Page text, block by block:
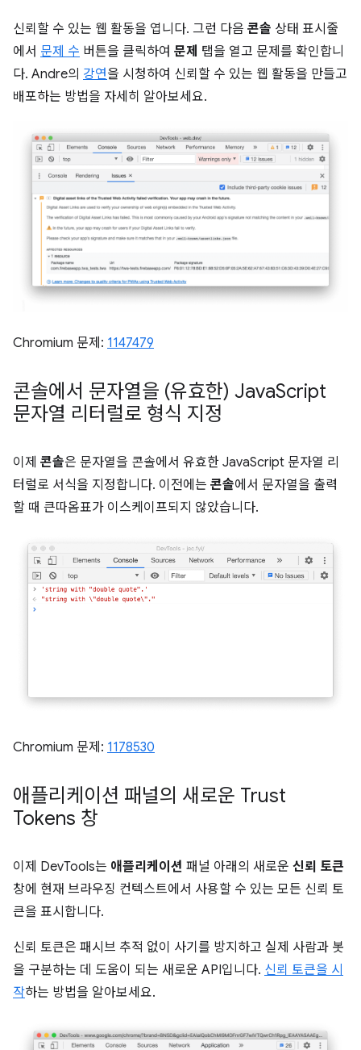
신뢰할 수 있는 웹 활동을 엽니다. 그런 다음 콘솔 상태 표시줄
에서 문제 수 버튼을 클릭하여 문제 탭을 열고 문제를 확인합니
다. Andre의 강연을 시청하여 신뢰할 수 있는 웹 활동을 만들고
배포하는 방법을 자세히 알아보세요.
Chromium 문제: 1147479
콘솔에서 문자열을 (유효한) JavaScript
문자열 리터럴로 형식 지정
이제 콘솔은 문자열을 콘솔에서 유효한 JavaScript 문자열 리
터럴로 서식을 지정합니다. 이전에는 콘솔에서 문자열을 출력
할 때 큰따옴표가 이스케이프되지 않았습니다.
Chromium 문제: 1178530
애플리케이션 패널의 새로운 Trust
Tokens 창
이제 DevTools는 애플리케이션 패널 아래의 새로운 신뢰 토큰
창에 현재 브라우징 컨텍스트에서 사용할 수 있는 모든 신뢰 토
큰을 표시합니다.
신뢰 토큰은 패시브 추적 없이 사기를 방지하고 실제 사람과 봇
을 구분하는 데 도움이 되는 새로운 API입니다. 신뢰 토큰을 시
작하는 방법을 알아보세요.